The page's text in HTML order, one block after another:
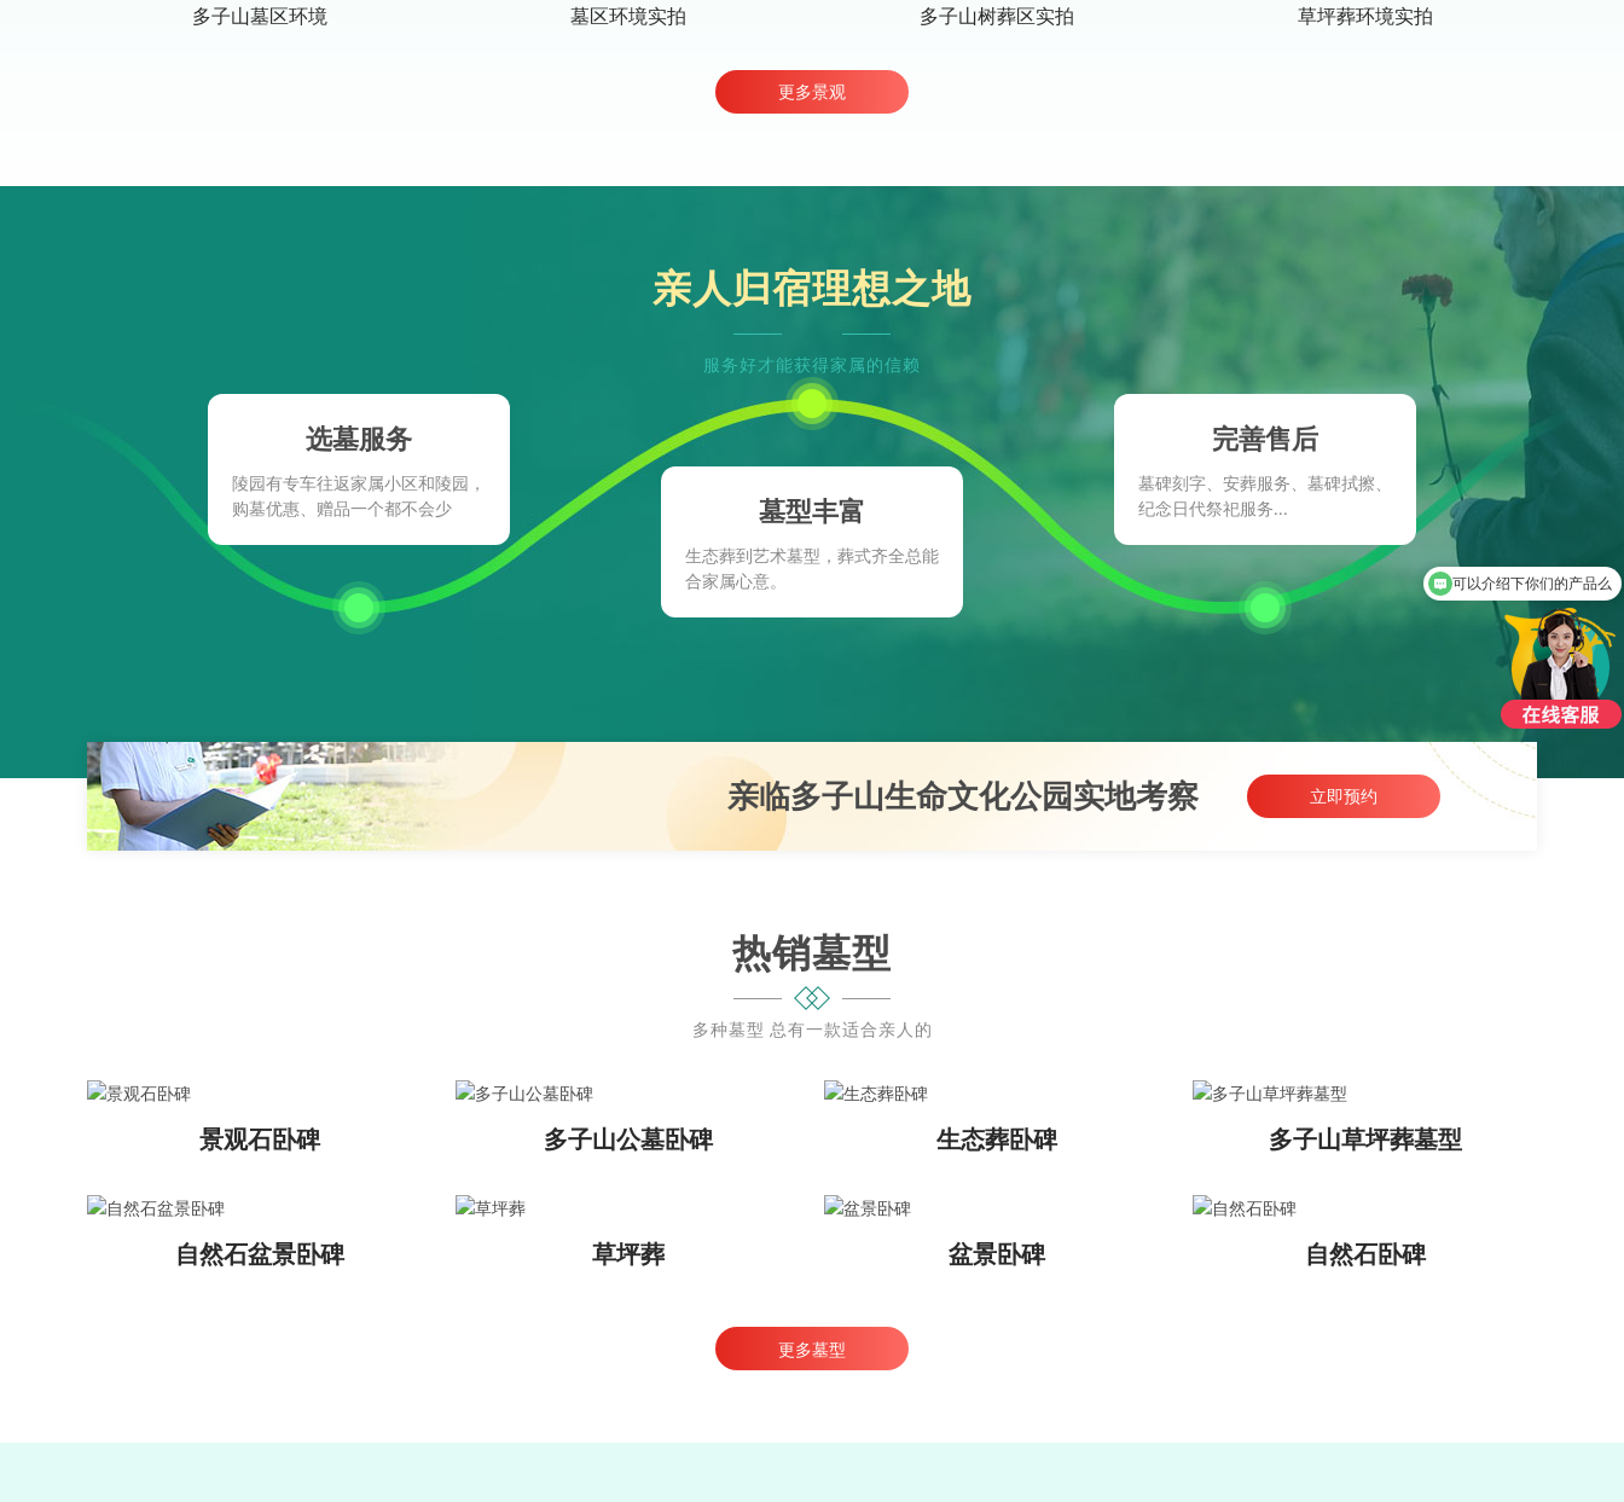
多子山墓区环境 墓区环境实拍 多子山树葬区实拍 草坪葬环境实拍
更多景观
亲人归宿理想之地
服务好才能获得家属的信赖
选墓服务
陵园有专车往返家属小区和陵园，
购墓优惠、赠品一个都不会少
墓型丰富
生态葬到艺术墓型，葬式齐全总能
合家属心意。
完善售后
墓碑刻字、安葬服务、墓碑拭擦、
纪念日代祭祀服务...
亲临多子山生命文化公园实地考察 立即预约
热销墓型
多种墓型 总有一款适合亲人的
景观石卧碑 多子山公墓卧碑 生态葬卧碑 多子山草坪葬墓型
自然石盆景卧碑 草坪葬 盆景卧碑 自然石卧碑
更多墓型
可以介绍下你们的产品么